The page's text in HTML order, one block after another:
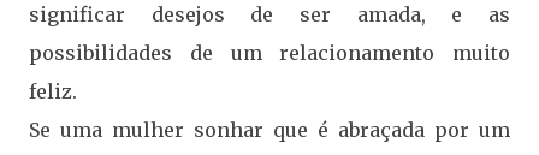
significar desejos de ser amada, e as
possibilidades de um relacionamento muito
feliz.
Se uma mulher sonhar que é abraçada por um